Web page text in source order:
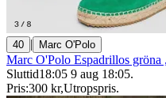
40 | Marc O'Polo
Marc O'Polo Espadrillos gröna
Sluttid18:05 9 aug 18:05.
Pris:300 kr,Utropspris.